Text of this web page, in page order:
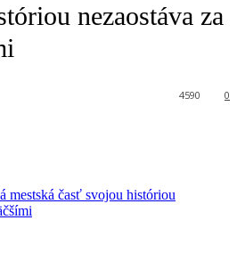
nezaostáva za
0
4590